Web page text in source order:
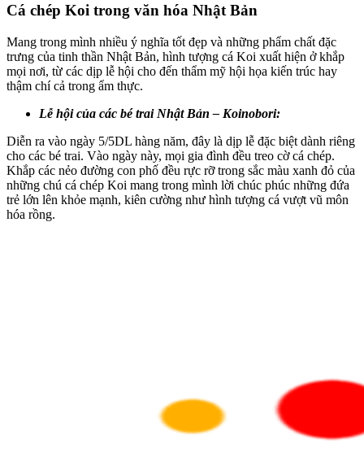
Cá chép Koi trong văn hóa Nhật Bản
Mang trong mình nhiều ý nghĩa tốt đẹp và những phẩm chất đặc
trưng của tinh thần Nhật Bản, hình tượng cá Koi xuất hiện ở khắp
mọi nơi, từ các dịp lễ hội cho đến thẩm mỹ hội họa kiến trúc hay
thậm chí cả trong ẩm thực.
Lễ hội của các bé trai Nhật Bản – Koinobori:
Diễn ra vào ngày 5/5DL hàng năm, đây là dịp lễ đặc biệt dành riêng
cho các bé trai. Vào ngày này, mọi gia đình đều treo cờ cá chép.
Khắp các nẻo đường con phố đều rực rỡ trong sắc màu xanh đỏ của
những chú cá chép Koi mang trong mình lời chúc phúc những đứa
trẻ lớn lên khỏe mạnh, kiên cường như hình tượng cá vượt vũ môn
hóa rồng.